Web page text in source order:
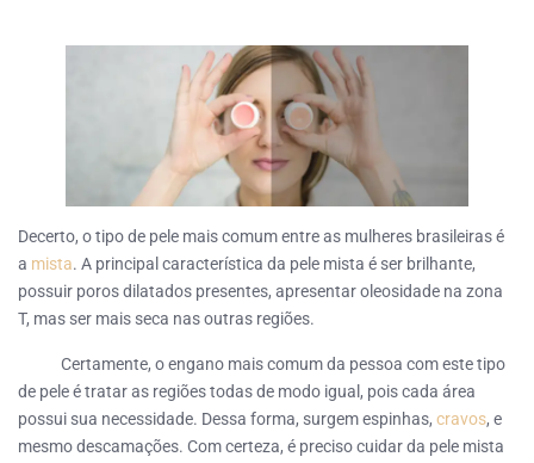
Decerto, o tipo de pele mais comum entre as mulheres brasileiras é
a mista. A principal característica da pele mista é ser brilhante,
possuir poros dilatados presentes, apresentar oleosidade na zona
T, mas ser mais seca nas outras regiões.
Certamente, o engano mais comum da pessoa com este tipo
de pele é tratar as regiões todas de modo igual, pois cada área
possui sua necessidade. Dessa forma, surgem espinhas, cravos, e
mesmo descamações. Com certeza, é preciso cuidar da pele mista